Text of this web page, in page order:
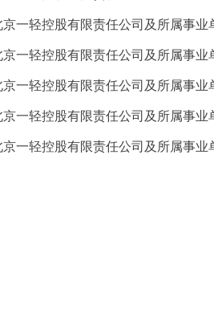
京一轻控股有限责任公司及所属事
京一轻控股有限责任公司及所属事
京一轻控股有限责任公司及所属事业
京一轻控股有限责任公司及所属事业
京一轻控股有限责任公司及所属事